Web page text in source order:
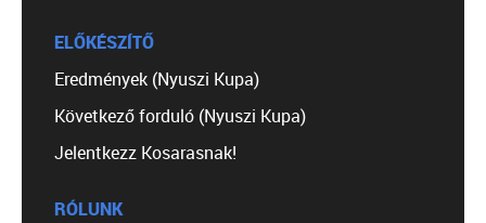
ELŐKÉSZÍTŐ
Eredmények (Nyuszi Kupa)
Következő forduló (Nyuszi Kupa)
Jelentkezz Kosarasnak!
RÓLUNK